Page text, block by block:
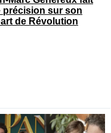
précision sur son
de Révolution